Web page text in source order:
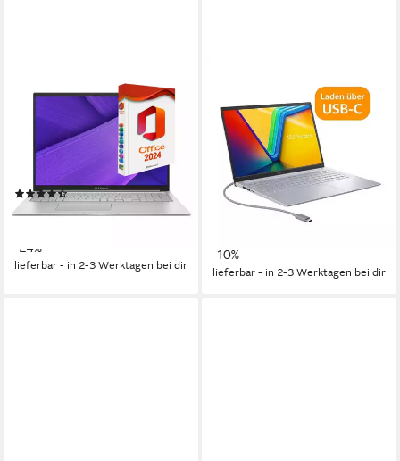
Vivobook 16 - Ryzen 7,
Business-Notebook
16 Zoll Bildschirmdiagonale
AMD Ryzen 7
Prozessor
Arbeitsspeicher
(2)
ab 649,00 € UVP849,00 €
-24%
lieferbar - in 2-3 Werktagen bei dir
Vivobook #8472, 17.3", Intel
Core i7 1355U, 10 x 5.0GHz
Business-Notebook
17.3 Zoll Bildschirmdiagonale
Intel Core i7 Prozessor
16 GB
Arbeitsspeicher
779,00 €
-10%
lieferbar - in 2-3 Werktagen bei dir